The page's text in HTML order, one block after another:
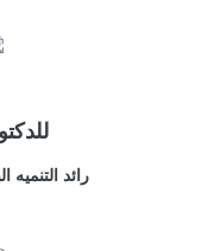
رائد